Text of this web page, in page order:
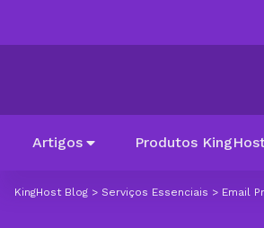
Artigos Produtos
KingHost Blog > Serviços Essenciais > Email